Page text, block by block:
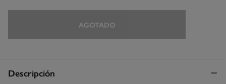
AGOTADO
Descripción